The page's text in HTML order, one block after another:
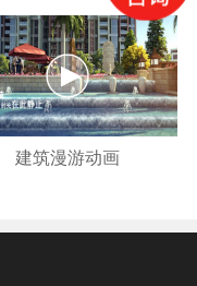
建筑漫游动画